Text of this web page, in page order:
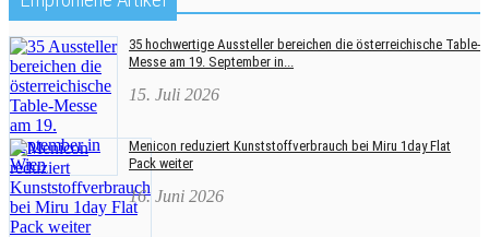
35 hochwertige Aussteller bereichen die österreichische Table-
Messe am 19. September in...
15. Juli 2026
Menicon reduziert Kunststoffverbrauch bei Miru 1day Flat
Pack weiter
16. Juni 2026